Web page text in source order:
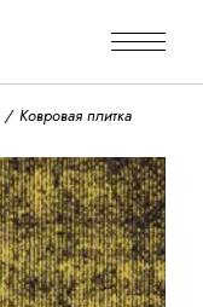
Ковровая плитка